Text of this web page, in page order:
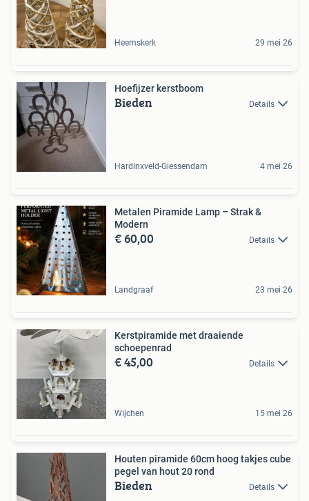
Heemskerk 29 mei 26
Hoefijzer kerstboom
Bieden Details
Hardinxveld-Giessendam 4 mei 26
Metalen Piramide Lamp – Strak &
Modern
€ 60,00 Details
Landgraaf 23 mei 26
Kerstpiramide met draaiende
schoepenrad
€ 45,00 Details
Wijchen 15 mei 26
Houten piramide 60cm hoog takjes cube
pegel van hout 20 rond
Bieden Details